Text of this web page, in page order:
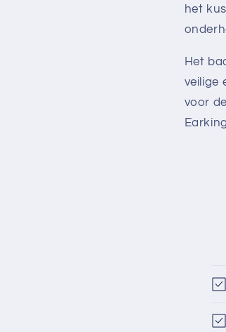
het
Het
veilige
voor